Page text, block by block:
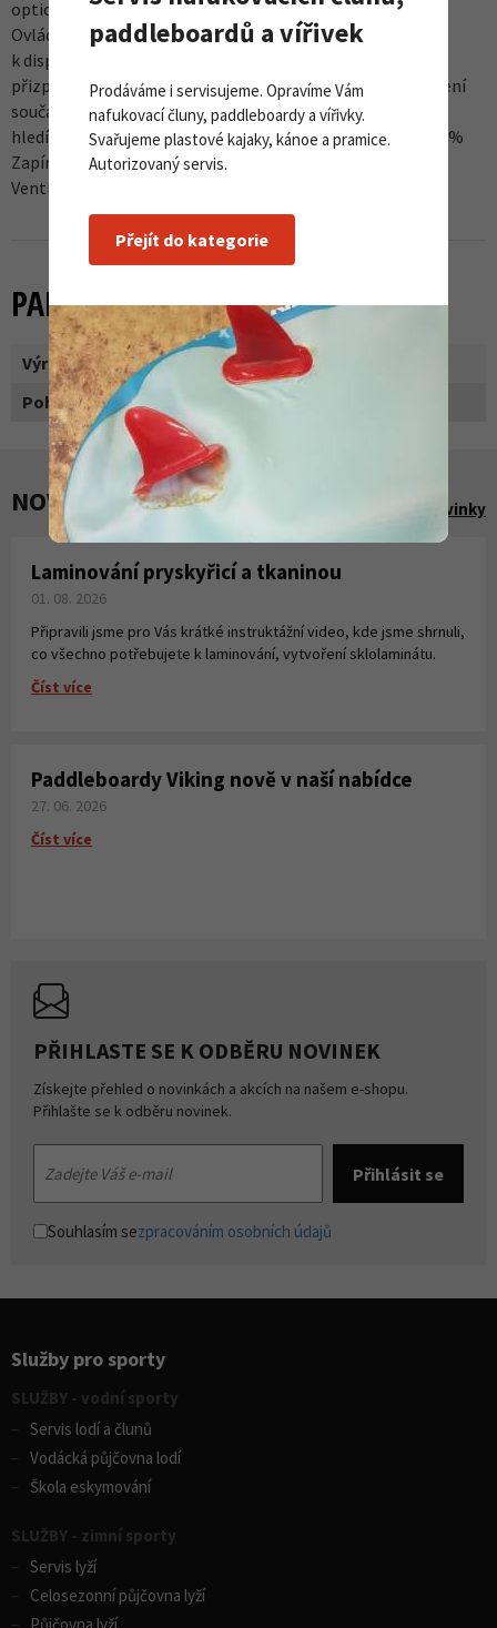
optickému zkreslení
Ovládání jednou rukou
k dispozici jsou různé možnosti hledí, které vám umožní
přizpůsobit se měnícím se povětrnostním podmínkám(není
součástí dodávky)
hledí má technologii slunečního filtru: S2, propustnost 20%
Zapínání na přezku s polstrováním proti odření brady
Ventilační otvory
PARAMETRY
Výrobce: Head
Pohlaví: žena
NOVINKY A AKCE Zobrazit všechny novinky
Laminování pryskyřicí a tkaninou
01. 08. 2026
Připravili jsme pro Vás krátké instruktážní video, kde jsme shrnuli,
co všechno potřebujete k laminování, vytvoření sklolaminátu.
Číst více
Paddleboardy Viking nově v naší nabídce
27. 06. 2026
Číst více
PŘIHLASTE SE K ODBĚRU NOVINEK
Získejte přehled o novinkách a akcích na našem e-shopu.
Přihlašte se k odběru novinek.
Souhlasím sezpracováním osobních údajů
Služby pro sporty
SLUŽBY - vodní sporty
Servis lodí a člunů
Vodácká půjčovna lodí
Škola eskymování
SLUŽBY - zimní sporty
Servis lyží
Celosezonní půjčovna lyží
paddleboardů a vířivek
Prodáváme i servisujeme. Opravíme Vám
nafukovací čluny, paddleboardy a vířivky.
Svařujeme plastové kajaky, kánoe a pramice.
Autorizovaný servis.
Přejít do kategorie